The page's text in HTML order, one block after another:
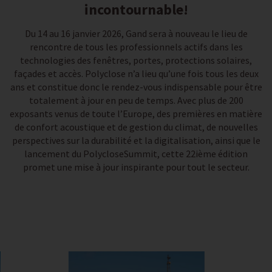
incontournable!
Du 14 au 16 janvier 2026, Gand sera à nouveau le lieu de
rencontre de tous les professionnels actifs dans les
technologies des fenêtres, portes, protections solaires,
façades et accès. Polyclose n’a lieu qu’une fois tous les deux
ans et constitue donc le rendez-vous indispensable pour être
totalement à jour en peu de temps. Avec plus de 200
exposants venus de toute l’Europe, des premières en matière
de confort acoustique et de gestion du climat, de nouvelles
perspectives sur la durabilité et la digitalisation, ainsi que le
lancement du PolycloseSummit, cette 22ième édition
promet une mise à jour inspirante pour tout le secteur.